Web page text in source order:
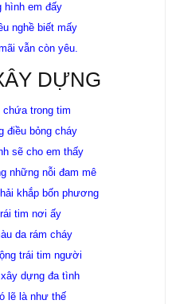
hình em đấy
nghề biết mấy
vẫn còn yêu.
DỰNG
trong tim
điều bỏng cháy
sẽ cho em thấy
những nỗi đam mê
khắp bốn phương
tim nơi ấy
da rám cháy
trái tim người
dựng đa tình
lẽ là như thế